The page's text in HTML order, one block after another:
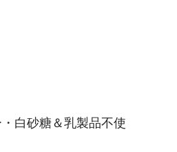
白砂糖＆乳製品不使